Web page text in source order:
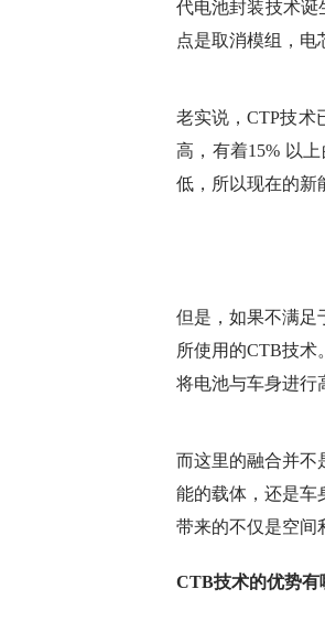
代电池封装技术诞
点是取消模组，电
老实说，CTP技术
高，有着15% 以
低，所以现在的新
但是，如果不满足
所使用的CTB技术
将电池与车身进行
而这里的融合并不
能的载体，还是车
带来的不仅是空间
CTB技术的优势有